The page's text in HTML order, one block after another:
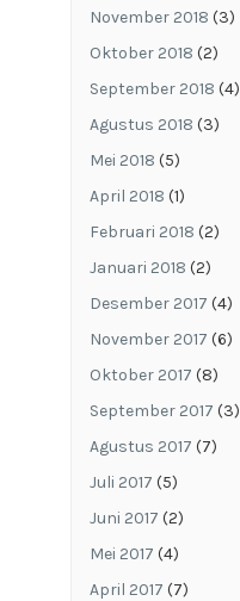
November 2018 (3)
Oktober 2018 (2)
September 2018 (4)
Agustus 2018 (3)
Mei 2018 (5)
April 2018 (1)
Februari 2018 (2)
Januari 2018 (2)
Desember 2017 (4)
November 2017 (6)
Oktober 2017 (8)
September 2017 (3)
Agustus 2017 (7)
Juli 2017 (5)
Juni 2017 (2)
Mei 2017 (4)
April 2017 (7)